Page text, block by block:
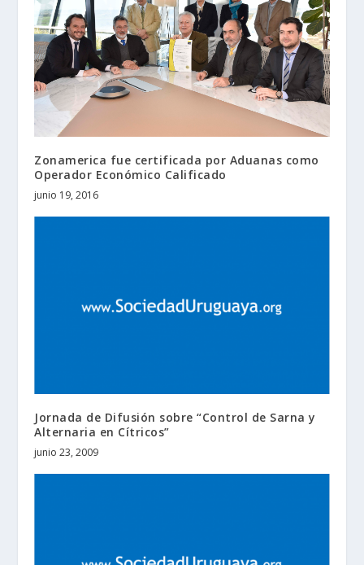
Zonamerica fue certificada por Aduanas como
Operador Económico Calificado
junio 19, 2016
Jornada de Difusión sobre “Control de Sarna y
Alternaria en Cítricos”
junio 23, 2009